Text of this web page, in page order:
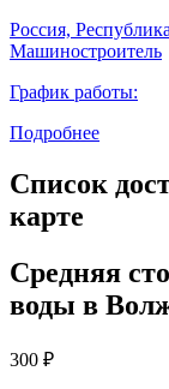
Россия,
Машиностроитель
График работы:
Подробнее
Список
карте
Средняя
воды в
300 ₽